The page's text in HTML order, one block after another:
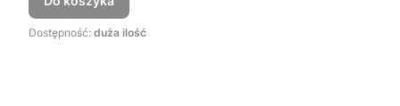
Dostępność: duża ilość